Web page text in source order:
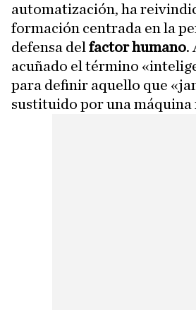
automatización, ha
formación centrada en la
defensa del factor humano.
acuñado el término
para definir aquello que
sustituido por una